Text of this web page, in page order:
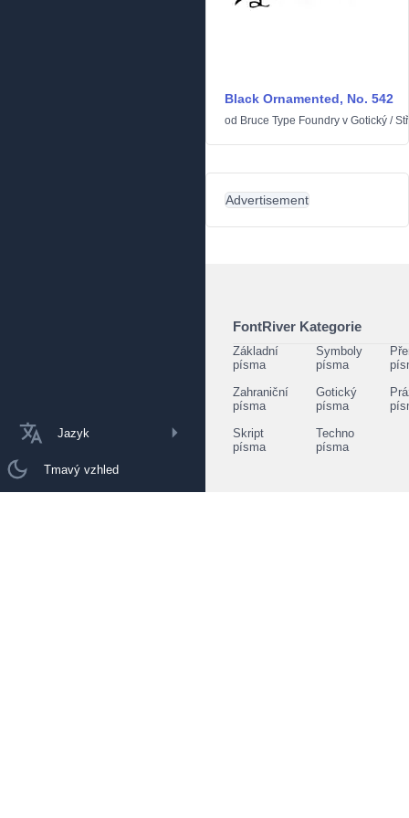
Jazyk
Tmavý vzhled
Black Ornamented, No. 542
od Bruce Type Foundry v Gotický /
Advertisement
FontRiver Kategorie
Základní
písma
Symboly
písma
Zahraniční
písma
Gotický
písma
Skript
písma
Techno
písma